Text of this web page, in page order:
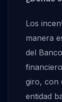
Los
manera
del
giro, con
entidad